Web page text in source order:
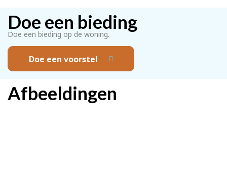
Doe een bieding
Doe een bieding op de woning.
Doe een voorstel
Afbeeldingen